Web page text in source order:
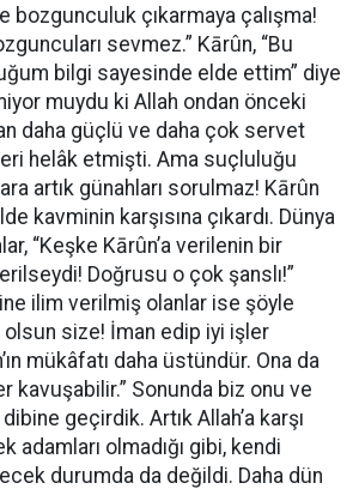
bozgunculuk çıkarmaya çalışma!
sevmez.” Kārûn, “Bu
bilgi sayesinde elde ettim” diye
muydu ki Allah ondan önceki
daha güçlü ve daha çok servet
helâk etmişti. Ama suçluluğu
artık günahları sorulmaz! Kārûn
kavminin karşısına çıkardı. Dünya
“Keşke Kārûn’a verilenin bir
Doğrusu o çok şanslı!”
ilim verilmiş olanlar ise şöyle
olsun size! İman edip iyi işler
mükâfatı daha üstündür. Ona da
kavuşabilir.” Sonunda biz onu ve
geçirdik. Artık Allah’a karşı
adamları olmadığı gibi, kendi
durumda da değildi. Daha dün